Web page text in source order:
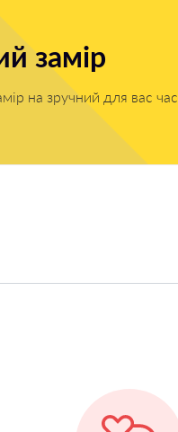
замір
на зручний для вас час